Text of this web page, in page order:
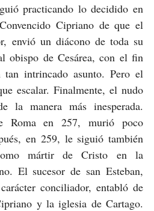
practicando lo decidido en
Cipriano de que el
envió un diácono de toda su
obispo de Cesárea, con el fin
intrincado asunto. Pero el
escalar. Finalmente, el nudo
la manera más inesperada.
Roma en 257, murió poco
en 259, le siguió también
mártir de Cristo en la
El sucesor de san Esteban,
conciliador, entabló de
y la iglesia de Cartago.